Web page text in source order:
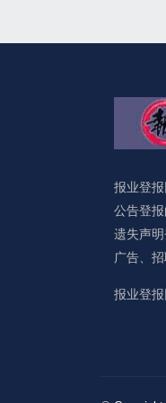
报业登
公告登
遗失声
广告、
报业登